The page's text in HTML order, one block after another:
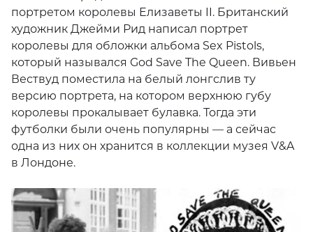
портретом королевы Елизаветы II. Британский
художник Джейми Рид написал портрет
королевы для обложки альбома Sex Pistols,
который назывался God Save The Queen. Вивьен
Вествуд поместила на белый лонгслив ту
версию портрета, на котором верхнюю губу
королевы прокалывает булавка. Тогда эти
футболки были очень популярны — а сейчас
одна из них он хранится в коллекции музея V&A
в Лондоне.